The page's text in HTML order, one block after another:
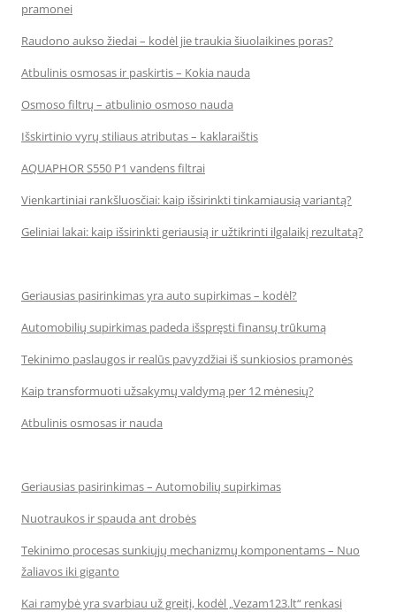
pramonei
Raudono aukso žiedai – kodėl jie traukia šiuolaikines poras?
Atbulinis osmosas ir paskirtis – Kokia nauda
Osmoso filtrų – atbulinio osmoso nauda
Išskirtinio vyrų stiliaus atributas – kaklaraištis
AQUAPHOR S550 P1 vandens filtrai
Vienkartiniai rankšluosčiai: kaip išsirinkti tinkamiausią variantą?
Geliniai lakai: kaip išsirinkti geriausią ir užtikrinti ilgalaikį rezultatą?
Geriausias pasirinkimas yra auto supirkimas – kodėl?
Automobilių supirkimas padeda išspręsti finansų trūkumą
Tekinimo paslaugos ir realūs pavyzdžiai iš sunkiosios pramonės
Kaip transformuoti užsakymų valdymą per 12 mėnesių?
Atbulinis osmosas ir nauda
Geriausias pasirinkimas – Automobilių supirkimas
Nuotraukos ir spauda ant drobės
Tekinimo procesas sunkiųjų mechanizmų komponentams – Nuo
žaliavos iki giganto
Kai ramybė yra svarbiau už greitį, kodėl „Vezam123.lt“ renkasi